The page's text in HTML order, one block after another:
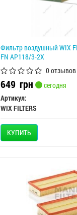
Фильтр воздушный WIX
FN AP118/3-2X
0 отзывов
649грн
сегодня
Артикул:
WIX FILTERS
КУПИТЬ